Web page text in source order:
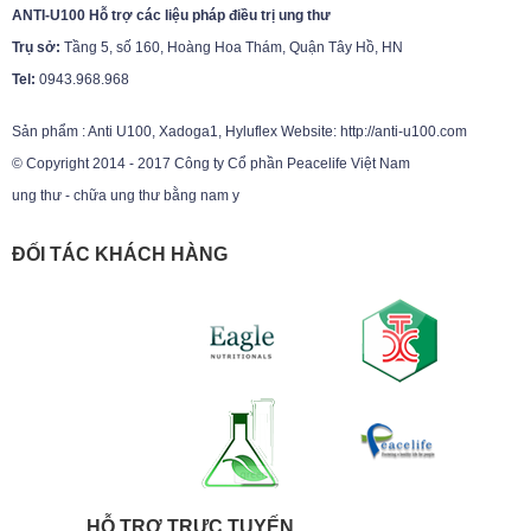
ANTI-U100 Hỗ trợ các liệu pháp điều trị ung thư
Trụ sở: Tầng 5, số 160, Hoàng Hoa Thám, Quận Tây Hồ, HN
Tel: 0943.968.968
Sản phẩm : Anti U100, Xadoga1, Hyluflex Website: http://anti-u100.com
© Copyright 2014 - 2017 Công ty Cổ phần Peacelife Việt Nam
ung thư - chữa ung thư bằng nam y
ĐỐI TÁC KHÁCH HÀNG
HỖ TRỢ TRỰC TUYẾN